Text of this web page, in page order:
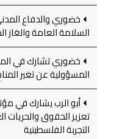
خضوري والدفاع
السلامة العامة والغاز
خضوري تشارك في
المسؤولية عن تغير
أبو الرب يشارك في
تعزيز الحقوق
التجربة الفلسطينية